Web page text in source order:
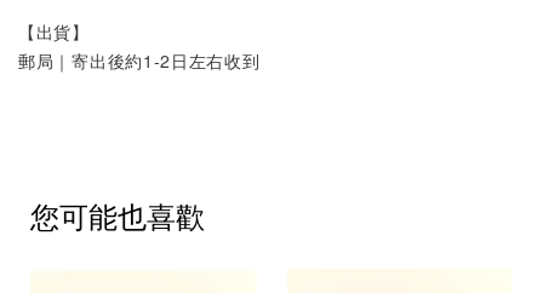
【出貨】
郵局｜寄出後約1-2日左右收到
您可能也喜歡